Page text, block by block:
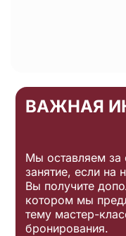
ВАЖНАЯ
Мы оставляем за
занятие, если на
Вы получите
котором мы
тему мастер-
бронирования.